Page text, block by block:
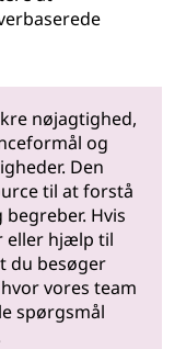
nøjagtighed,
og
Den
til at forstå
Hvis
eller hjælp til
du besøger
vores team
spørgsmål